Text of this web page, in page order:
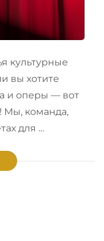
культурные
вы хотите
и оперы — вот
Мы, команда,
для …